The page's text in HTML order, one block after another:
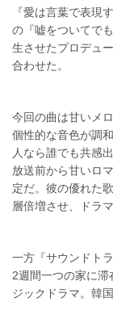
『愛は言葉で表現
の『嘘をついてで
生させたプロデュ
合わせた。
今回の曲は甘いメ
個性的な音色が調
人なら誰でも共感
放送前から甘いロ
定だ。彼の優れた
層倍増させ、ドラ
一方『サウンドト
2週間一つの家に
ジックドラマ。韓